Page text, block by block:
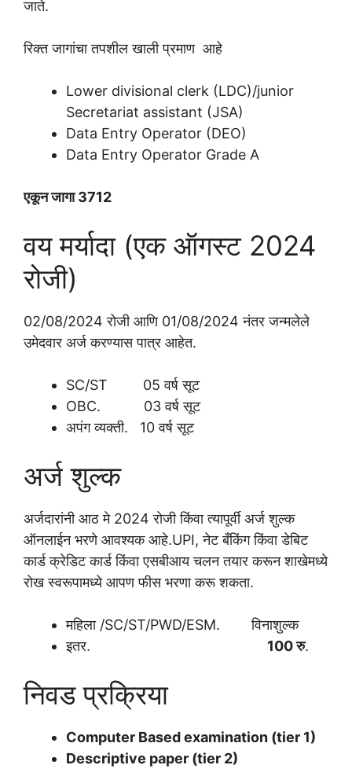
जाते.
रिक्त जागांचा तपशील खाली प्रमाण आहे
Lower divisional clerk (LDC)/junior
Secretariat assistant (JSA)
Data Entry Operator (DEO)
Data Entry Operator Grade A
एकून जागा 3712
वय मर्यादा (एक ऑगस्ट 2024
रोजी)
02/08/2024 रोजी आणि 01/08/2024 नंतर जन्मलेले
उमेदवार अर्ज करण्यास पात्र आहेत.
SC/ST 05 वर्ष सूट
OBC. 03 वर्ष सूट
अपंग व्यक्ती. 10 वर्ष सूट
अर्ज शुल्क
अर्जदारांनी आठ मे 2024 रोजी किंवा त्यापूर्वी अर्ज शुल्क
ऑनलाईन भरणे आवश्यक आहे.UPI, नेट बँकिंग किंवा डेबिट
कार्ड क्रेडिट कार्ड किंवा एसबीआय चलन तयार करून शाखेमध्ये
रोख स्वरूपामध्ये आपण फीस भरणा करू शकता.
महिला /SC/ST/PWD/ESM. विनाशुल्क
इतर. 100 रु.
निवड प्रक्रिया
Computer Based examination (tier 1)
Descriptive paper (tier 2)